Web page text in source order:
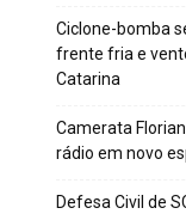
Ciclone-bomba
frente fria e
Catarina
Camerata
rádio em novo
Defesa Civil de